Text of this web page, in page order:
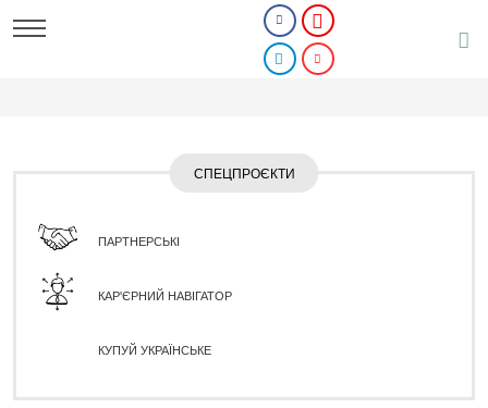
СПЕЦПРОЄКТИ
ПАРТНЕРСЬКІ
КАР'ЄРНИЙ НАВІГАТОР
КУПУЙ УКРАЇНСЬКЕ